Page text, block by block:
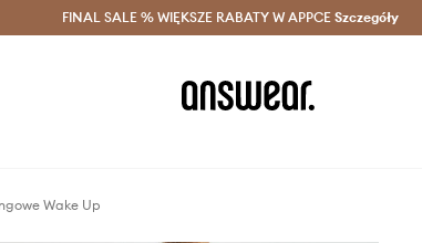
Oszczędzaj z Answear Club > Dostawa nawet w 24h >
FINAL SALE % WIĘKSZE RABATY W APPCE Szczegóły
Wake Up